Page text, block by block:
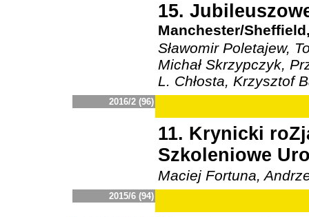
15.
Manchester/
Sławomir Poletajew,
Michał Skrzypczyk,
L. Chłosta, Krzysztof
2016/2 (96)
11. Krynicki
Szkoleniowe
Maciej Fortuna,
2015/6 (94)